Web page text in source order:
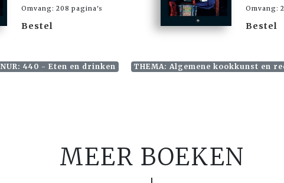
Omvang: 208 pagina's
Bestel
Omvang:
Bestel
NUR: 440 - Eten en drinken THEMA: Algemene kookkunst en
MEER BOEKEN